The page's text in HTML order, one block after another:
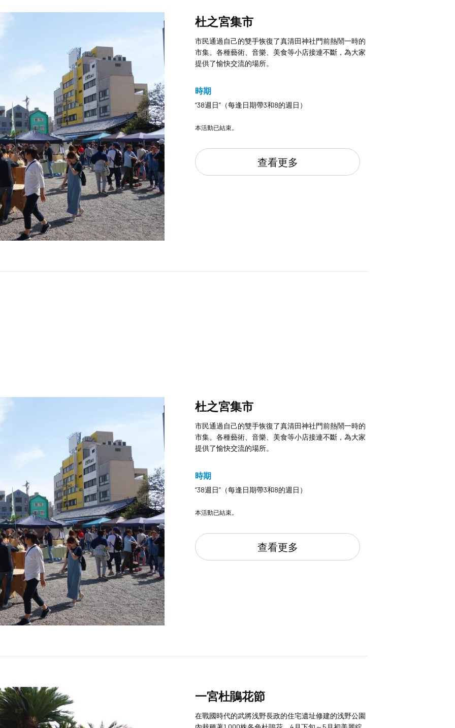
杜之宮集市
市民通過自己的雙手恢復了真清田神社門前熱鬧一時的
市集。各種藝術、音樂、美食等小店接連不斷，為大家
提供了愉快交流的場所。
時期
“38週日”（每逢日期帶3和8的週日）
本活動已結束。
查看更多
杜之宮集市
市民通過自己的雙手恢復了真清田神社門前熱鬧一時的
市集。各種藝術、音樂、美食等小店接連不斷，為大家
提供了愉快交流的場所。
時期
“38週日”（每逢日期帶3和8的週日）
本活動已結束。
查看更多
一宮杜鵑花節
在戰國時代的武將浅野長政的住宅遺址修建的浅野公園